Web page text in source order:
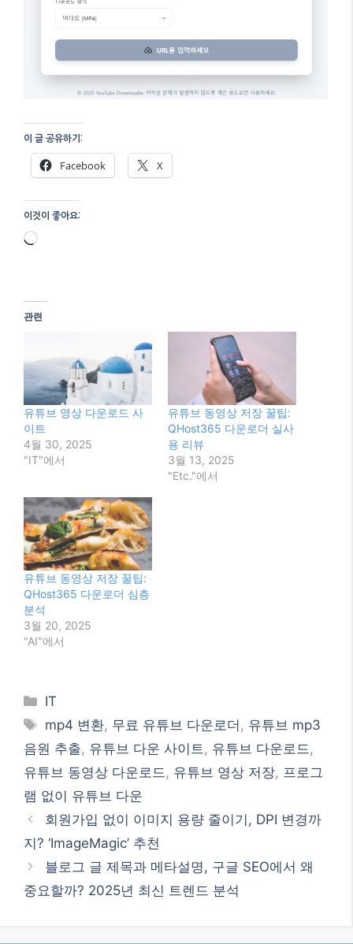
이 글 공유하기:
Facebook
이것이 좋아요:
로
중...
관련
유튜브 영상 다운로드 사
유튜브 동영상 저장 꿀팁:
QHost365 다운로더 심층
분석
3월 20, 2025
"AI"에서